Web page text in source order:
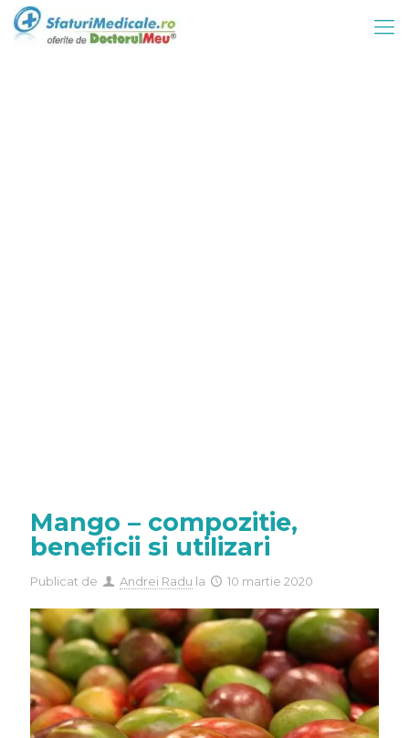
Mango – compozitie,
beneficii si utilizari
Publicat de Andrei Radu la 10 martie 2020